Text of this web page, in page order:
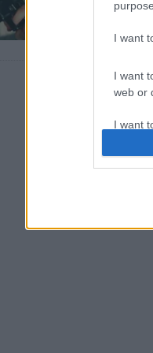
I want
I want
web or
I want
Az Amazon
Oscar-díjra